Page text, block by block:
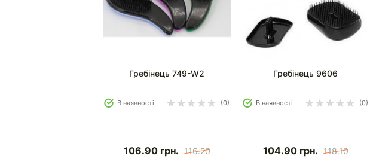
Гребінець 749-W2
В наявності (0)
106.90 грн. 116.20
Гребінець 9606
В наявності (0)
104.90 грн. 118.10